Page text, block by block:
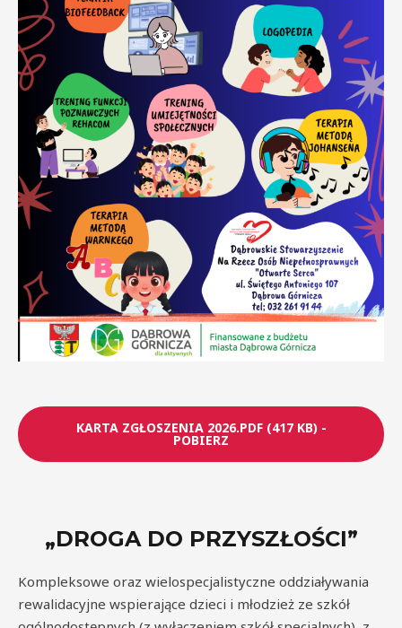
KARTA ZGŁOSZENIA 2026.PDF (417 KB) -
POBIERZ
„DROGA DO PRZYSZŁOŚCI”
Kompleksowe oraz wielospecjalistyczne oddziaływania
rewalidacyjne wspierające dzieci i młodzież ze szkół